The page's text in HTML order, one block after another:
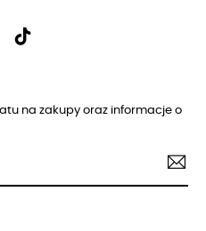
na zakupy oraz informacje o